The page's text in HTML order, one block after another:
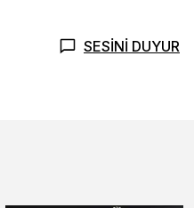
SESİNİ DUYUR